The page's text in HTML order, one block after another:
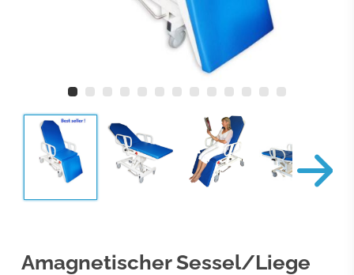
Amagnetischer Sessel/Liege